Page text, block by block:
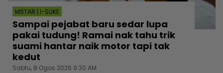
MSTAR | I-SUKE
Sampai pejabat baru sedar lupa
pakai tudung! Ramai nak tahu trik
suami hantar naik motor tapi tak
kedut
Sabtu, 8 Ogos 2026 9:30 AM